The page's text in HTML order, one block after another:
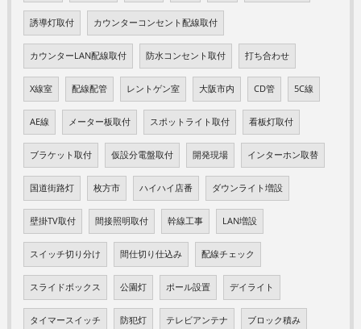
誘導灯取付 カウンターコンセント配線取付
カウンターLAN配線取付 防水コンセント取付 打ち合わせ
X線室 配線配管 レントゲン室 大阪市内 CD管 5C線
AE線 メーター板取付 スポットライト取付 看板灯取付
ブラケット取付 仮設分電盤取付 開発現場 インターホン取替
国道街路灯 枚方市 ハイハイ店番 ダウンライト増設
壁掛TV取付 間接照明取付 幹線工事 LAN増設
スイッチ切り分け 間仕切り仕込み 配線チェック
スライドボックス 公園灯 ポール設置 デイライト
タイマースイッチ 防犯灯 テレビアンテナ ブロック積み